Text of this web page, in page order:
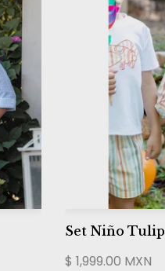
Set Niño Tulip
$ 1,999.00 MXN